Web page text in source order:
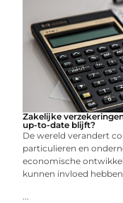
Zakelijke
up-to-date blijft?
De wereld verandert
particulieren en
economische
kunnen invloed
...